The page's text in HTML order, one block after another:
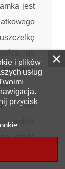
i plików
usług
przycisk
jest
do
-Pod
podłóż
część
klej z